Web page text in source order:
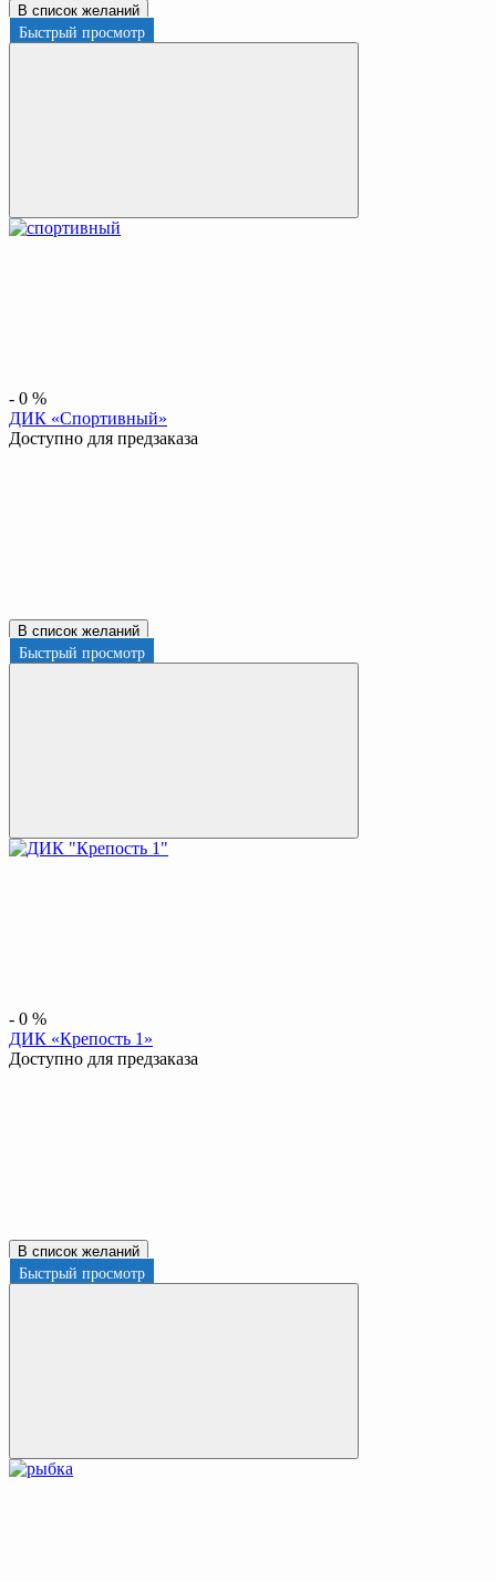
В список желаний
Быстрый просмотр
- 0 %
ДИК «Спортивный»
Доступно для предзаказа
В список желаний
Быстрый просмотр
- 0 %
ДИК «Крепость 1»
Доступно для предзаказа
В список желаний
Быстрый просмотр